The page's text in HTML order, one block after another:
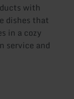
with
dishes that
in a cozy
service and